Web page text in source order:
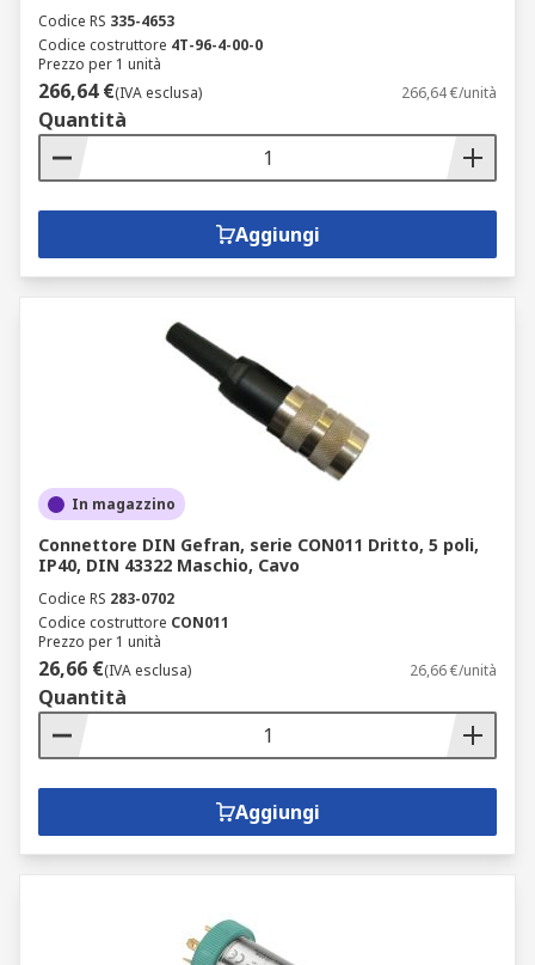
Codice RS 335-4653
Codice costruttore 4T-96-4-00-0
Prezzo per 1 unità
266,64 €(IVA esclusa) 266,64 €/unità
Quantità
Aggiungi
In magazzino
Connettore DIN Gefran, serie CON011 Dritto, 5 poli,
IP40, DIN 43322 Maschio, Cavo
Codice RS 283-0702
Codice costruttore CON011
Prezzo per 1 unità
26,66 €(IVA esclusa) 26,66 €/unità
Quantità
Aggiungi